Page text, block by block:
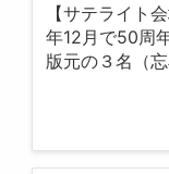
【サテライト
年12月で50周
版元の３名（